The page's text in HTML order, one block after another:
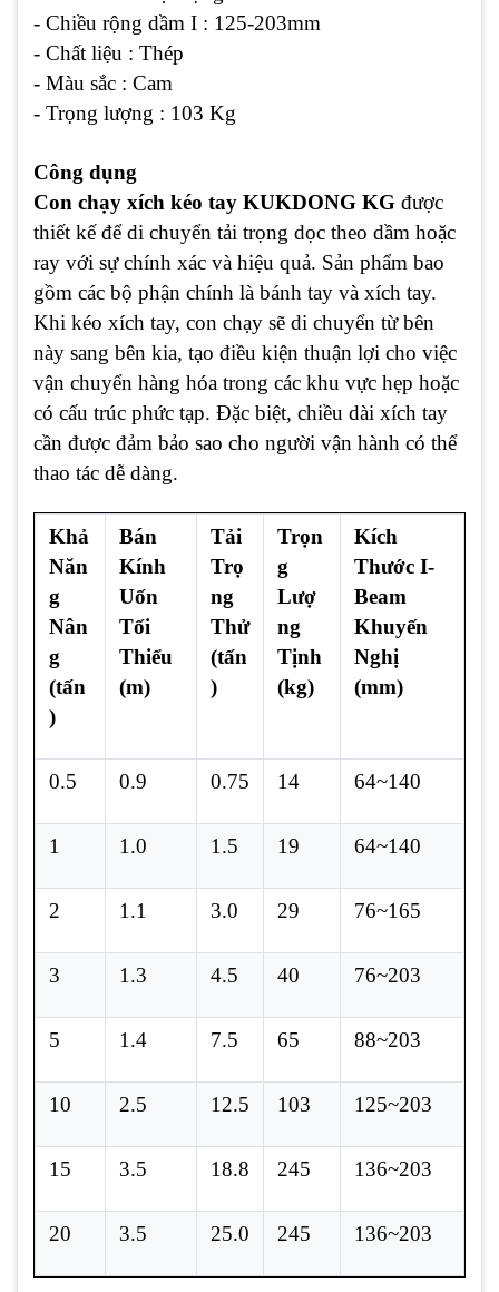
- Chiều rộng dầm I : 125-203mm
- Chất liệu : Thép
- Màu sắc : Cam
- Trọng lượng : 103 Kg
Công dụng
Con chạy xích kéo tay KUKDONG KG được
thiết kế để di chuyển tải trọng dọc theo dầm hoặc
ray với sự chính xác và hiệu quả. Sản phẩm bao
gồm các bộ phận chính là bánh tay và xích tay.
Khi kéo xích tay, con chạy sẽ di chuyển từ bên
này sang bên kia, tạo điều kiện thuận lợi cho việc
vận chuyển hàng hóa trong các khu vực hẹp hoặc
có cấu trúc phức tạp. Đặc biệt, chiều dài xích tay
cần được đảm bảo sao cho người vận hành có thể
thao tác dễ dàng.
Khả
Năn
g
Nân
g
(tấn
)
Bán
Kính
Uốn
Tối
Thiểu
(m)
Tải
Trọ
ng
Thử
(tấn
)
Trọn
g
Lượ
ng
Tịnh
(kg)
Kích
Thước I-
Beam
Khuyến
Nghị
(mm)
0.5 0.9 0.75 14 64~140
1 1.0 1.5 19 64~140
2 1.1 3.0 29 76~165
3 1.3 4.5 40 76~203
5 1.4 7.5 65 88~203
10 2.5 12.5 103 125~203
15 3.5 18.8 245 136~203
20 3.5 25.0 245 136~203